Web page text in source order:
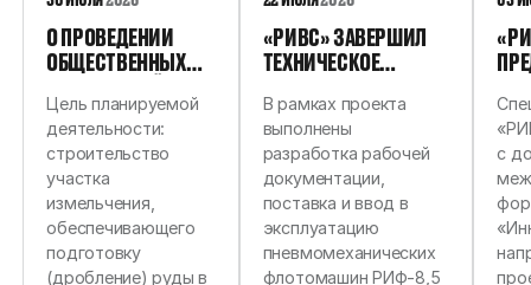
О ПРОВЕДЕНИИ
ОБЩЕСТВЕННЫХ
ОБЪЕКТА
ГОСУДАРСТВЕННОЙ
ЭКОЛОГИЧЕСКОЙ
ЭКСПЕРТИЗЫ:
ПРОЕКТНАЯ
ДОКУМЕНТАЦИЯ
«ОБОГАТИТЕЛЬНАЯ
Цель планируемой
деятельности:
строительство
участка
измельчения,
обеспечивающего
подготовку
(дробление) руды в
«РИВС» ЗАВЕРШИЛ
ТЕХНИЧЕСКОЕ
ФЛОТАЦИОННОГО
ОТДЕЛЕНИЯ ДЛЯ
АММК
В рамках проекта
выполнены
разработка рабочей
документации,
поставка и ввод в
эксплуатацию
пневмомеханических
флотомашин РИФ-8,5
НА
с